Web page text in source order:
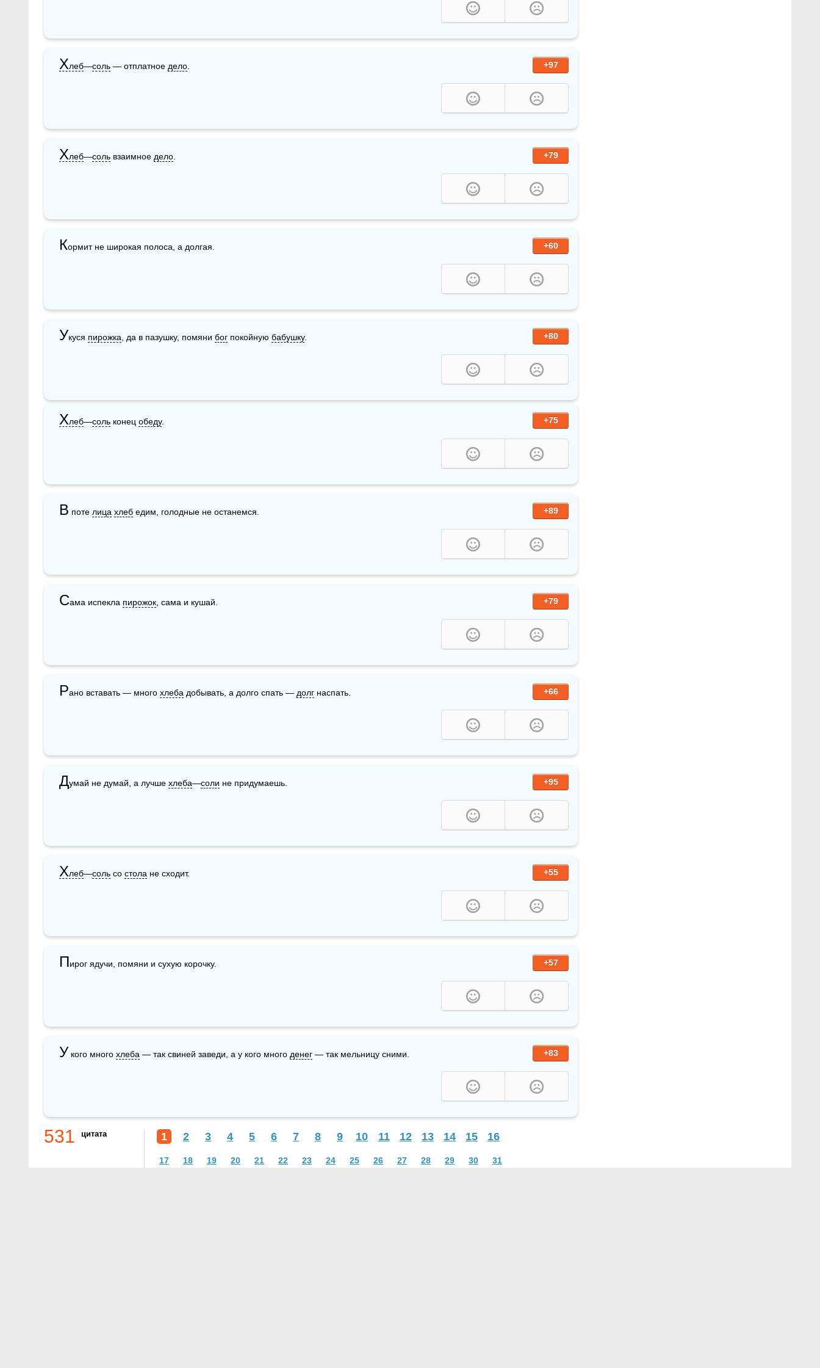
+97
Хлеб—соль — отплатное дело
+79
Хлеб—соль взаимное дело
+60
Кормит не широкая полоса, а долгая.
+80
Укуся пирожка , да в пазушку, помяни бог покойную бабушку.
+75
Хлеб—соль конец обеду.
+89
В поте лица хлеб едим, голодные не останемся.
+79
Сама испекла пирожок , сама и кушай.
+66
Рано вставать — много хлеба добывать, а долго спать — долг наспать.
+95
Думай не думай, а лучше хлеба—соли не придумаешь.
+55
Хлеб—соль со стола не сходит.
+57
Пирог ядучи, помяни и сухую корочку.
+83
У кого много хлеба — так свиней заведи, а у кого много денег — так мельницу сними.
531 цитата 1 2 3 4 5 6 7 8 9 10 11 12 13 14 15 16
17 18 19 20 21 22 23 24 25 26 27 28 29 30 31